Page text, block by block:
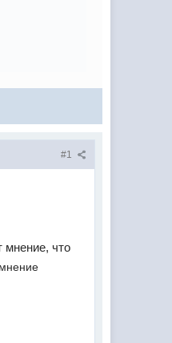
#1
мнение, что